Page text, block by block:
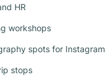
HR
workshops
spots for Instagram
stops